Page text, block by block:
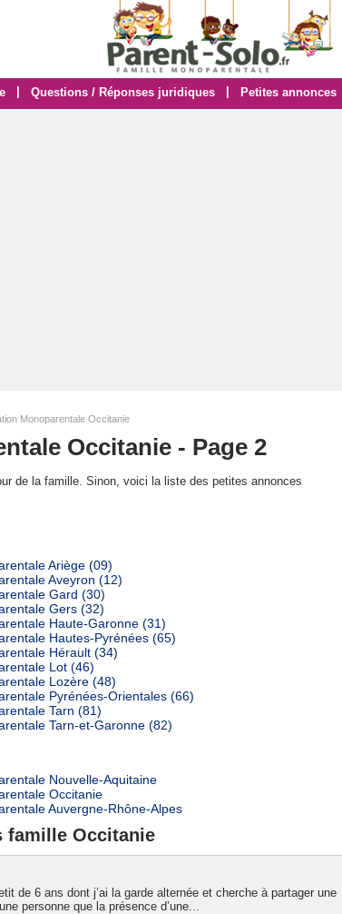
Questions / Réponses juridiques Petites annonces
Monoparentale Occitanie
Occitanie - Page 2
de la famille. Sinon, voici la liste des petites annonces
Ariège (09)
Aveyron (12)
Gard (30)
Gers (32)
Haute-Garonne (31)
Hautes-Pyrénées (65)
Hérault (34)
Lot (46)
Lozère (48)
Pyrénées-Orientales (66)
Tarn (81)
Tarn-et-Garonne (82)
Nouvelle-Aquitaine
Occitanie
Auvergne-Rhône-Alpes
famille Occitanie
de 6 ans dont j’ai la garde alternée et cherche à partager une
personne que la présence d’une...